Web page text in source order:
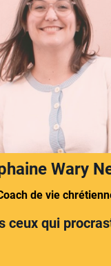
Wary
de vie
ceux qui